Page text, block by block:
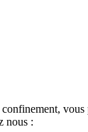
nous :